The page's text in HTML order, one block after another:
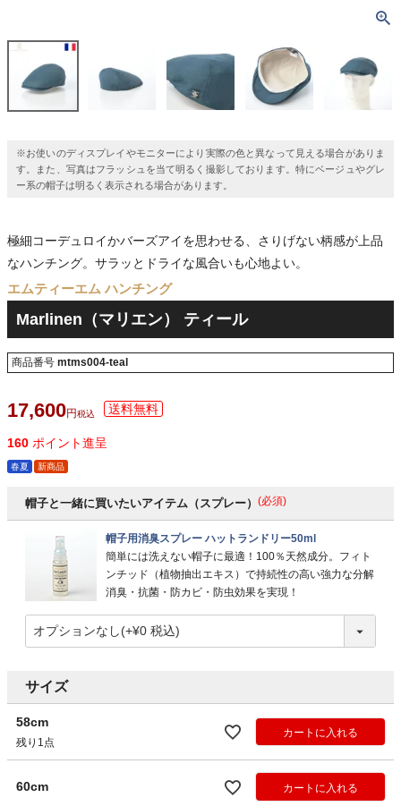
※お使いのディスプレイやモニターにより実際の色と異なって見える場合がありま
す。また、写真はフラッシュを当て明るく撮影しております。特にベージュやグレ
ー系の帽子は明るく表示される場合があります。
極細コーデュロイかバーズアイを思わせる、さりげない柄感が上品
なハンチング。サラッとドライな風合いも心地よい。
エムティーエム ハンチング
Marlinen（マリエン） ティール
商品番号 mtms004-teal
17,600 税込
160 ポイント進呈
春夏 新商品
帽子と一緒に買いたいアイテム（スプレー） (必須)
帽子用消臭スプレー ハットランドリー50ml
簡単には洗えない帽子に最適！100％天然成分。フィト
ンチッド（植物抽出エキス）で持続性の高い強力な分解
消臭・抗菌・防カビ・防虫効果を実現！
サイズ
58cm
残り1点
カートに入れる
60cm カートに入れる